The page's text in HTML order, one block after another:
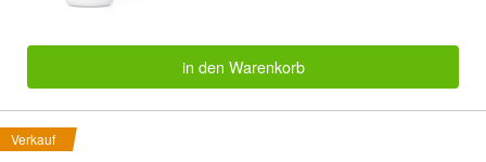
in den Warenkorb
Verkauf